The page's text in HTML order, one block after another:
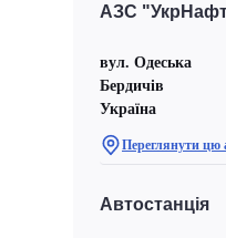
АЗС
вул. Одеська
Бердичів
Україна
Переглянути цю
Автостанція